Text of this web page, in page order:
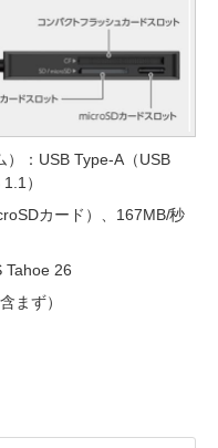
）：USB Type-A（USB
）
カード）、167MB/秒
Tahoe 26
まず）